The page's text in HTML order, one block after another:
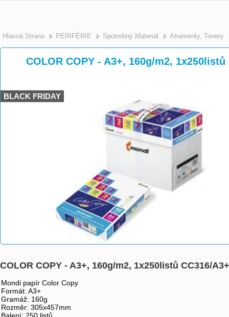
Hlavná Strana >
PERIFÉRIE >
Spotrebný Materiál >
Atramenty, Tonery
COLOR COPY - A3+, 160g/m2, 1x250listů
BLACK FRIDAY
COLOR COPY - A3+, 160g/m2, 1x250listů CC316/A3+
Mondi papír Color Copy
Formát: A3+
Gramáž: 160g
Rozměr: 305x457mm